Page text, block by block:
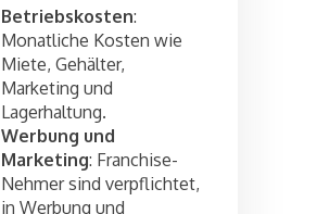
Betriebskosten:
Monatliche Kosten wie
Miete, Gehälter,
Marketing und
Lagerhaltung.
Werbung und
Marketing: Franchise-
Nehmer sind verpflichtet,
in Werbung und